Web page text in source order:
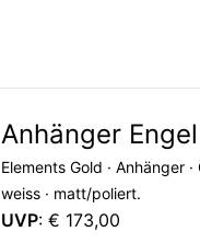
Anhänger Engel
Elements Gold · Anhänger
weiss · matt/poliert.
UVP: € 173,00